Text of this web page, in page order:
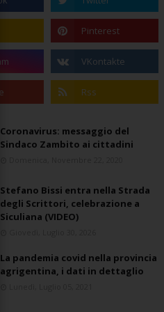
Coronavirus: messaggio del
Sindaco Zambito ai cittadini
Stefano Bissi entra nella Strada
degli Scrittori, celebrazione a
Siculiana (VIDEO)
La pandemia covid nella provincia
agrigentina, i dati in dettaglio